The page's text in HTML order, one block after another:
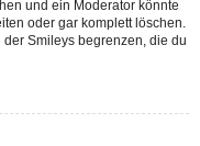
und ein Moderator könnte
oder gar komplett löschen.
Smileys begrenzen, die du